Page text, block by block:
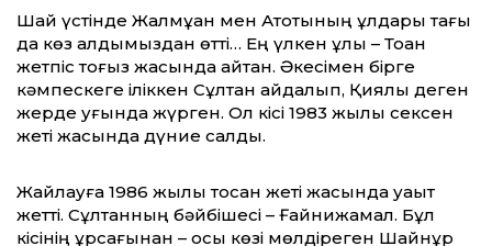
Шай үстінде Жалмұқан мен Ақтоқтының ұлдары тағы
да көз алдымыздан өтті… Ең үлкен ұлы – Тоқан
жетпіс тоғыз жасында қайтқан. Әкесімен бірге
кәмпескеге іліккен Сұлтан айдалып, Қиялы деген
жерде қуғында жүрген. Ол кісі 1983 жылы сексен
жеті жасында дүние салды.
Жайлауға 1986 жылы тоқсан жеті жасында уақыт
жетті. Сұлтанның бәйбішесі – Ғайнижамал. Бұл
кісінің құрсағынан – осы көзі мөлдіреген Шайнұр